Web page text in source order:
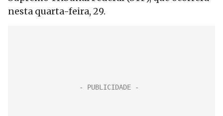
nesta quarta-feira, 29.